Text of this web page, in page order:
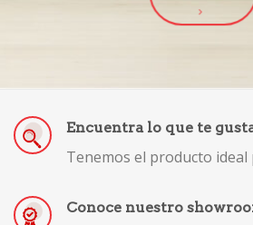
Encuentra lo que te
Tenemos el producto ideal
Conoce nuestro